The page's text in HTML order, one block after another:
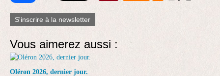
S'inscrire à la newsletter
Vous aimerez aussi :
Oléron 2026, dernier jour.